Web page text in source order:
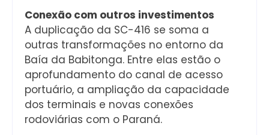
Conexão com outros investimentos
A duplicação da SC-416 se soma a
outras transformações no entorno da
Baía da Babitonga. Entre elas estão o
aprofundamento do canal de acesso
portuário, a ampliação da capacidade
dos terminais e novas conexões
rodoviárias com o Paraná.